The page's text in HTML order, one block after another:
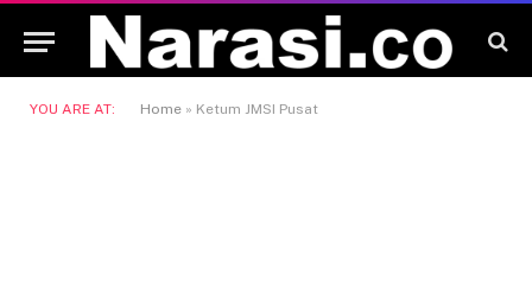
YOU ARE AT: Home » Ketum JMSI Pusat